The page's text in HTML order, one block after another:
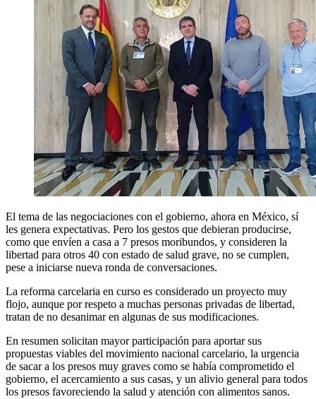
El tema de las negociaciones con el gobierno, ahora en México, sí
les genera expectativas. Pero los gestos que debieran producirse,
como que envíen a casa a 7 presos moribundos, y consideren la
libertad para otros 40 con estado de salud grave, no se cumplen,
pese a iniciarse nueva ronda de conversaciones.
La reforma carcelaria en curso es considerado un proyecto muy
flojo, aunque por respeto a muchas personas privadas de libertad,
tratan de no desanimar en algunas de sus modificaciones.
En resumen solicitan mayor participación para aportar sus
propuestas viables del movimiento nacional carcelario, la urgencia
de sacar a los presos muy graves como se había comprometido el
gobierno, el acercamiento a sus casas, y un alivio general para todos
los presos favoreciendo la salud y atención con alimentos sanos.